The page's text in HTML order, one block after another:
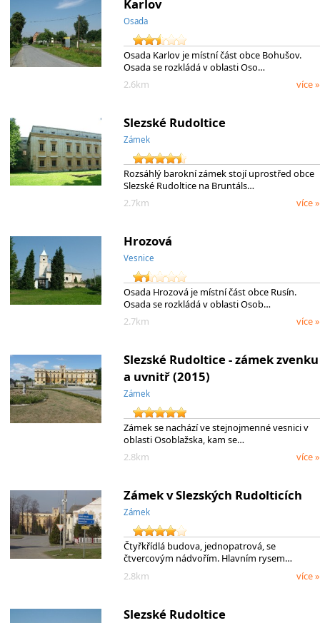
Karlov
Osada
Osada Karlov je místní část obce Bohušov.
Osada se rozkládá v oblasti Oso…
2.6km
více »
Slezské Rudoltice
Zámek
Rozsáhlý barokní zámek stojí uprostřed obce
Slezské Rudoltice na Bruntáls…
2.7km
více »
Hrozová
Vesnice
Osada Hrozová je místní část obce Rusín.
Osada se rozkládá v oblasti Osob…
2.7km
více »
Slezské Rudoltice - zámek zvenku
a uvnitř (2015)
Zámek
Zámek se nachází ve stejnojmenné vesnici v
oblasti Osoblažska, kam se…
2.8km
více »
Zámek v Slezských Rudolticích
Zámek
Čtyřkřídlá budova, jednopatrová, se
čtvercovým nádvořím. Hlavním rysem…
2.8km
více »
Slezské Rudoltice